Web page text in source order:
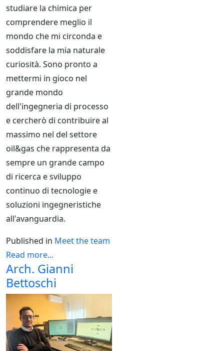
studiare la chimica per
comprendere meglio il
mondo che mi circonda e
soddisfare la mia naturale
curiosità. Sono pronto a
mettermi in gioco nel
grande mondo
dell'ingegneria di processo
e cercherò di contribuire al
massimo nel del settore
oil&gas che rappresenta da
sempre un grande campo
di ricerca e sviluppo
continuo di tecnologie e
soluzioni ingegneristiche
all'avanguardia.
Published in Meet the team
Read more...
Arch. Gianni
Bettoschi